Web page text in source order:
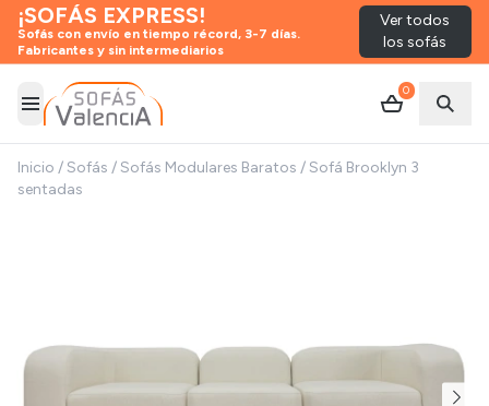
¡SOFÁS EXPRESS!
Sofás con envío en tiempo récord, 3-7 días.
Fabricantes y sin intermediarios
Ver todos
los sofás
Abrir menú
0
Inicio / Sofás / Sofás Modulares Baratos / Sofá Brooklyn 3
sentadas